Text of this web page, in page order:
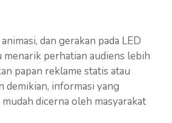
dan gerakan pada LED
perhatian audiens lebih
papan reklame statis atau
demikian, informasi yang
dicerna oleh masyarakat